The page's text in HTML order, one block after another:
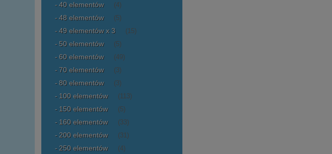
40 elementów (4)
48 elementów (5)
49 elementów x 3 (15)
50 elementów (5)
60 elementów (49)
70 elementów (3)
80 elementów (3)
100 elementów (113)
150 elementów (5)
160 elementów (33)
200 elementów (31)
250 elementów (4)